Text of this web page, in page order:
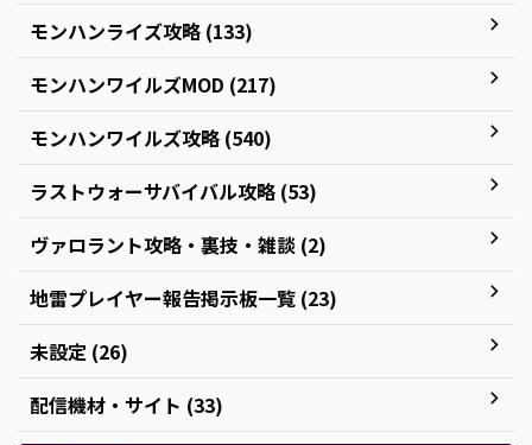
モンハンライズ攻略 (133)
モンハンワイルズMOD (217)
モンハンワイルズ攻略 (540)
ラストウォーサバイバル攻略 (53)
ヴァロラント攻略・裏技・雑談 (2)
地雷プレイヤー報告掲示板一覧 (23)
未設定 (26)
配信機材・サイト (33)